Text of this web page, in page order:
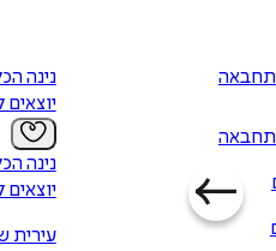
נינה
יוצאים
נינה
יוצאים
עירית